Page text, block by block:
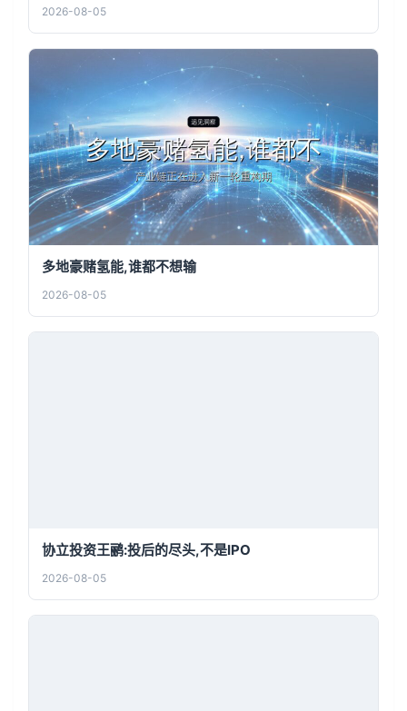
2026-08-05
多地豪赌氢能,谁都不想输
2026-08-05
协立投资王鹂:投后的尽头,不是IPO
2026-08-05